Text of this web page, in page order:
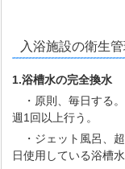
入浴施設の衛生
1.浴槽水の完全換水
・原則、毎日する。
週1回以上行う。
・ジェット風呂、
日使用している浴槽